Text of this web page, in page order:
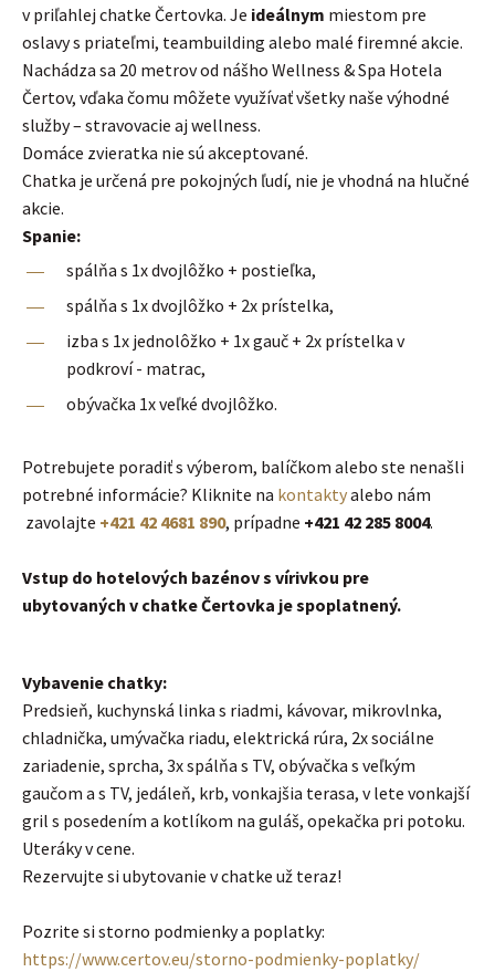
v priľahlej chatke Čertovka. Je ideálnym miestom pre
oslavy s priateľmi, teambuilding alebo malé firemné akcie.
Nachádza sa 20 metrov od nášho Wellness & Spa Hotela
Čertov, vďaka čomu môžete využívať všetky naše výhodné
služby – stravovacie aj wellness.
Domáce zvieratka nie sú akceptované.
Chatka je určená pre pokojných ľudí, nie je vhodná na hlučné
akcie.
Spanie:
spálňa s 1x dvojlôžko + postieľka,
spálňa s 1x dvojlôžko + 2x prístelka,
izba s 1x jednolôžko + 1x gauč + 2x prístelka v
podkroví - matrac,
obývačka 1x veľké dvojlôžko.
Potrebujete poradiť s výberom, balíčkom alebo ste nenašli
potrebné informácie? Kliknite na kontaktyalebo nám
zavolajte +421 42 4681 890, prípadne +421 42 285 8004.
Vstup do hotelových bazénov s vírivkou pre
ubytovaných v chatke Čertovka je spoplatnený​.
Vybavenie chatky:
Predsieň, kuchynská linka s riadmi, kávovar, mikrovlnka,
chladnička, umývačka riadu, elektrická rúra, 2x sociálne
zariadenie, sprcha, 3x spálňa s TV, obývačka s veľkým
gaučom a s TV, jedáleň, krb, vonkajšia terasa, v lete vonkajší
gril s posedením a kotlíkom na guláš, opekačka pri potoku.
Uteráky v cene.
Rezervujte si ubytovanie v chatke už teraz!
Pozrite si storno podmienky a poplatky:
https://www.certov.eu/storno-podmienky-poplatky/